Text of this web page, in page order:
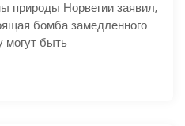
природы Норвегии заявил,
бомба замедленного
могут быть